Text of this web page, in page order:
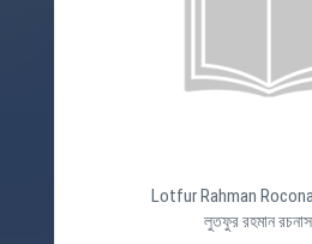
Lotfur Rahman
লুতফুর রহমান